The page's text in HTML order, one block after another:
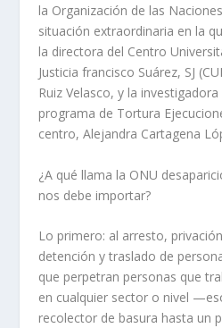
la Organización de las
situación extraordinaria en la
la directora del Centro
Justicia francisco Suárez, SJ
Ruiz Velasco, y la
programa de Tortura
centro, Alejandra Cartagena
¿A qué llama la ONU
nos debe importar?
Lo primero: al arresto,
detención y traslado de
que perpetran personas que
en cualquier sector o nivel
recolector de basura hasta un